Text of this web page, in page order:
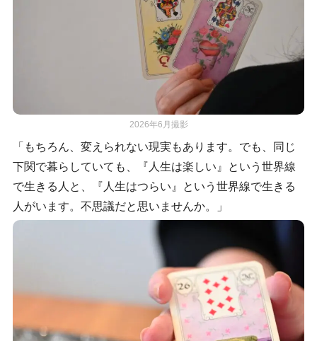
2026年6月撮影
「もちろん、変えられない現実もあります。でも、同じ
下関で暮らしていても、『人生は楽しい』という世界線
で生きる人と、『人生はつらい』という世界線で生きる
人がいます。不思議だと思いませんか。」